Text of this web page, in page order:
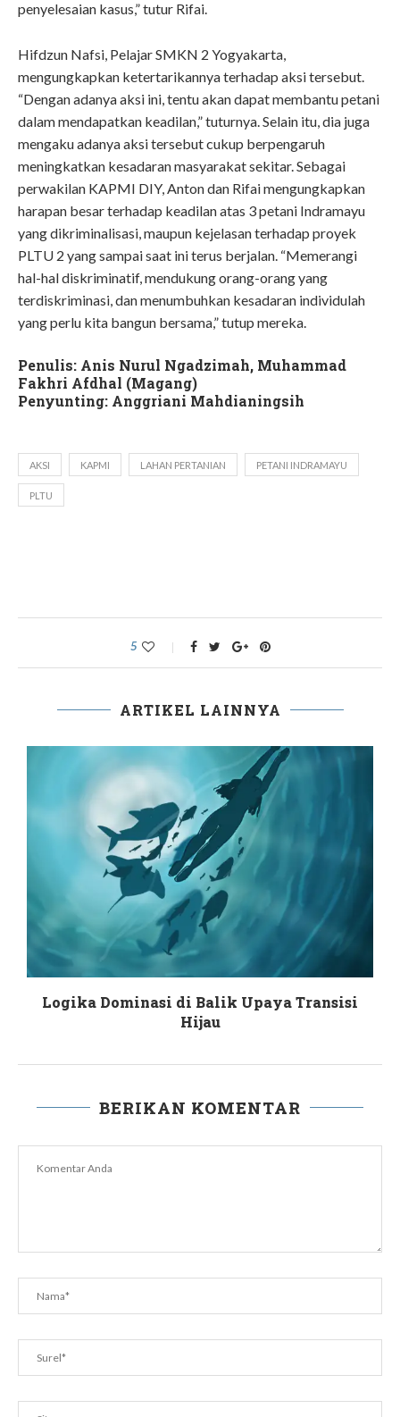
penyelesaian kasus,” tutur Rifai.
Hifdzun Nafsi, Pelajar SMKN 2 Yogyakarta,
mengungkapkan ketertarikannya terhadap aksi tersebut.
“Dengan adanya aksi ini, tentu akan dapat membantu petani
dalam mendapatkan keadilan,” tuturnya. Selain itu, dia juga
mengaku adanya aksi tersebut cukup berpengaruh
meningkatkan kesadaran masyarakat sekitar. Sebagai
perwakilan KAPMI DIY, Anton dan Rifai mengungkapkan
harapan besar terhadap keadilan atas 3 petani Indramayu
yang dikriminalisasi, maupun kejelasan terhadap proyek
PLTU 2 yang sampai saat ini terus berjalan. “Memerangi
hal-hal diskriminatif, mendukung orang-orang yang
terdiskriminasi, dan menumbuhkan kesadaran individulah
yang perlu kita bangun bersama,” tutup mereka.
Penulis: Anis Nurul Ngadzimah, Muhammad
Fakhri Afdhal (Magang)
Penyunting: Anggriani Mahdianingsih
AKSI KAPMI LAHAN PERTANIAN PETANI INDRAMAYU
PLTU
5
ARTIKEL LAINNYA
Logika Dominasi di Balik Upaya Transisi
Hijau
BERIKAN KOMENTAR